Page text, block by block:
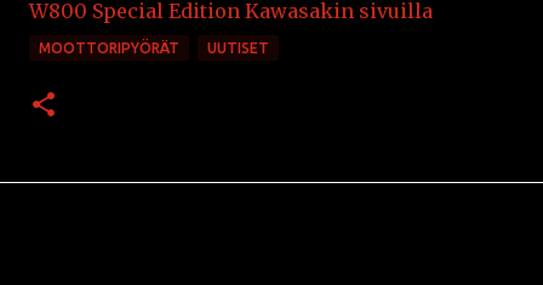
W800 Special Edition Kawasakin sivuilla
MOOTTORIPYÖRÄT UUTISET